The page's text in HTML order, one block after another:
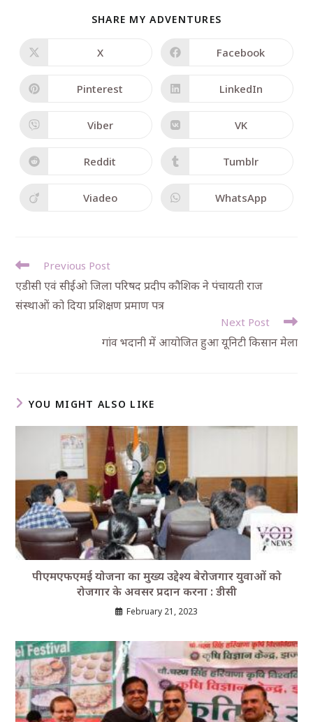
SHARE MY ADVENTURES
X Facebook
Pinterest LinkedIn
Viber VK
Reddit Tumblr
Viadeo WhatsApp
Previous Post
एडीसी एवं सीईओ जिला परिषद प्रदीप कौशिक ने पंचायती राज
संस्थाओं को दिया प्रशिक्षण प्रमाण पत्र
Next Post
गांव भदानी में आयोजित हुआ यूनिटी किसान मेला
YOU MIGHT ALSO LIKE
पीएमएफएमई योजना का मुख्य उद्देश्य बेरोजगार युवाओं को
रोजगार के अवसर प्रदान करना : डीसी
February 21, 2023